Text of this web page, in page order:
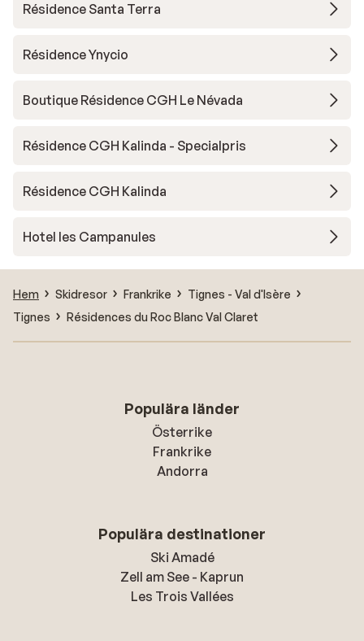
Résidence Santa Terra
Résidence Ynycio
Boutique Résidence CGH Le Névada
Résidence CGH Kalinda - Specialpris
Résidence CGH Kalinda
Hotel les Campanules
Hem Skidresor Frankrike
Tignes - Val d'Isère
Tignes
Résidences du Roc Blanc Val Claret
Populära länder
Österrike
Frankrike
Andorra
Populära destinationer
Ski Amadé
Zell am See - Kaprun
Les Trois Vallées